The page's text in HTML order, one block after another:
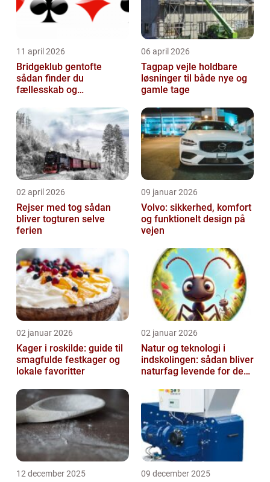
11 april 2026
Bridgeklub gentofte
sådan finder du
fællesskab og
06 april 2026
Tagpap vejle holdbare
løsninger til både nye og
gamle tage
02 april 2026
Rejser med tog sådan
bliver togturen selve
ferien
09 januar 2026
Volvo: sikkerhed, komfort
og funktionelt design på
vejen
02 januar 2026
Kager i roskilde: guide til
smagfulde festkager og
lokale favoritter
02 januar 2026
Natur og teknologi i
indskolingen: sådan bliver
naturfag levende for de
12 december 2025 09 december 2025